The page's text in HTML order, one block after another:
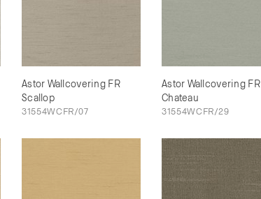
Astor Wallcovering FR
Scallop
31554WCFR/07
Astor Wallcovering FR
Chateau
31554WCFR/29